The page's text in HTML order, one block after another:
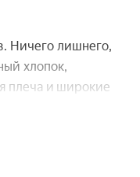
Ничего лишнего,
хлопок,
плеча и широкие
На рукаве красная
выбрать между Я